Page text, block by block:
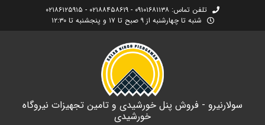
تلفن تماس: ۰۹۱۰۱۶۸۱۱۳۸ - ۰۲۱۸۸۴۵۸۶۱۹ - ۰۲۱۸۶۱۲۵۹۱۵
شنبه تا چهارشنبه از ۹ صبح تا ۱۷ و پنجشنبه تا ۱۲:۳۰
سولارنیرو - فروش پنل خورشیدی و تامین تجهیزات نیروگاه
خورشیدی